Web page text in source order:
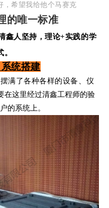
，希望我给他个马赛克
的唯一标准
鑫人坚持，理论+实践的学
。
统搭建
满了各种各样的设备、仪
在这里经过清鑫工程师的验
的系统上。